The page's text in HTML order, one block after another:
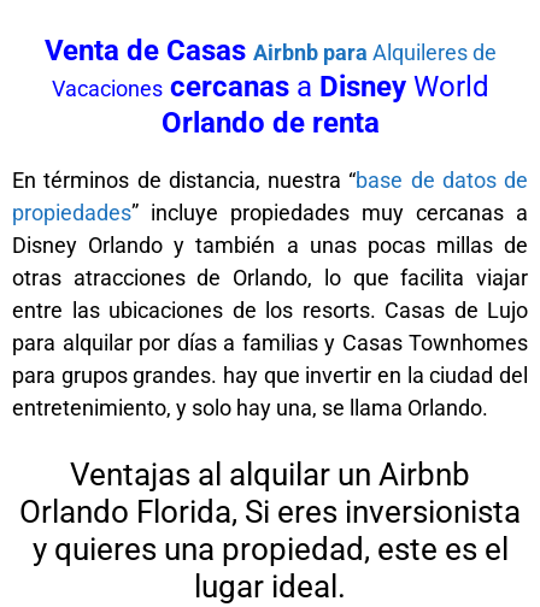
Venta de Casas Airbnb para Alquileres de
Vacacionescercanas a Disney World
Orlando de renta
En términos de distancia, nuestra “base de datos de
propiedades” incluye propiedades muy cercanas a
Disney Orlando y también a unas pocas millas de
otras atracciones de Orlando, lo que facilita viajar
entre las ubicaciones de los resorts. Casas de Lujo
para alquilar por días a familias y Casas Townhomes
para grupos grandes. hay que invertir en la ciudad del
entretenimiento, y solo hay una, se llama Orlando.
Ventajas al alquilar un Airbnb
Orlando Florida, Si eres inversionista
y quieres una propiedad, este es el
lugar ideal.